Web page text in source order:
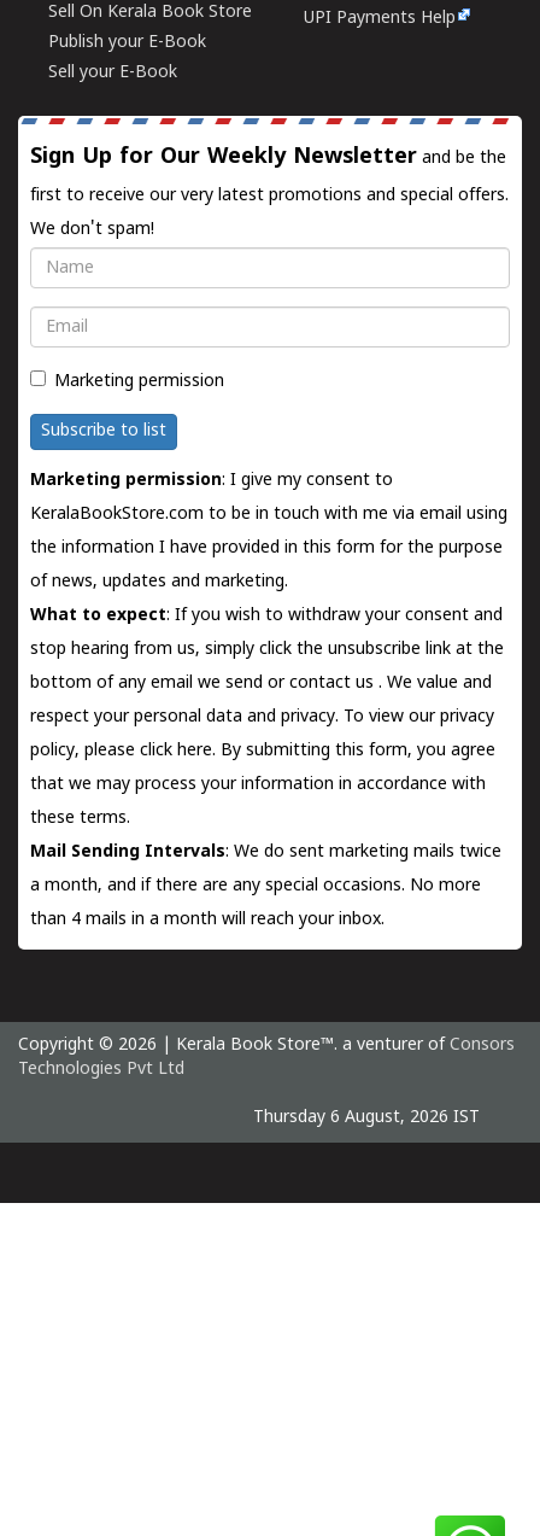
Sell On Kerala Book Store
Publish your E-Book
Sell your E-Book
UPI Payments Help
Sign Up for Our Weekly Newsletter and be the
first to receive our very latest promotions and special offers.
We don't spam!
Name
Email
Marketing permission
Subscribe to list
Marketing permission: I give my consent to
KeralaBookStore.com to be in touch with me via email using
the information I have provided in this form for the purpose
of news, updates and marketing.
What to expect: If you wish to withdraw your consent and
stop hearing from us, simply click the unsubscribe link at the
bottom of any email we send orcontact us . We value and
respect your personal data and privacy. To view our privacy
policy, please click here. By submitting this form, you agree
that we may process your information in accordance with
these terms.
Mail Sending Intervals: We do sent marketing mails twice
a month, and if there are any special occasions. No more
than 4 mails in a month will reach your inbox.
Copyright © 2026 | Kerala Book Store™. a venturer of Consors
Technologies Pvt Ltd
Thursday 6 August, 2026 IST